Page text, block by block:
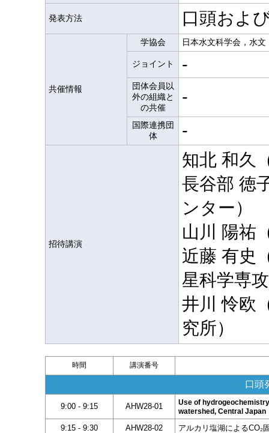
発表方法 口頭およ
共催情報
学協会 日本水文科学会，水
ジョイント -
団体会員以
外の組織と
の共催
-
国際連携団
体
-
招待講演
知北 和久
長谷部 徳
ンター）
山川 陽祐
近藤 有史
星科学専
井川 怜欧
究所）
時間 講演番号
口頭
9:00 - 9:15 AHW28-01
Use of
watershed, Central Japan
9:15 - 9:30 AHW28-02 アルカリ塩湖によるCO₂